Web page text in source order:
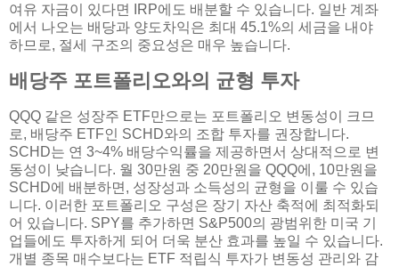
여유 자금이 있다면 IRP에도 배분할 수 있습니다. 일반 계좌
에서 나오는 배당과 양도차익은 최대 45.1%의 세금을 내야
하므로, 절세 구조의 중요성은 매우 높습니다.
배당주 포트폴리오와의 균형 투자
QQQ 같은 성장주 ETF만으로는 포트폴리오 변동성이 크므
로, 배당주 ETF인 SCHD와의 조합 투자를 권장합니다.
SCHD는 연 3~4% 배당수익률을 제공하면서 상대적으로 변
동성이 낮습니다. 월 30만원 중 20만원을 QQQ에, 10만원을
SCHD에 배분하면, 성장성과 소득성의 균형을 이룰 수 있습
니다. 이러한 포트폴리오 구성은 장기 자산 축적에 최적화되
어 있습니다. SPY를 추가하면 S&P500의 광범위한 미국 기
업들에도 투자하게 되어 더욱 분산 효과를 높일 수 있습니다.
개별 종목 매수보다는 ETF 적립식 투자가 변동성 관리와 감